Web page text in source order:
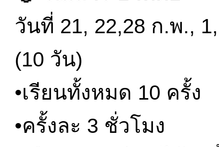
วันที่ 21, 22,28 ก.พ.,
(10 วัน)
•เรียนทั้งหมด 10 ครั้ง
•ครั้งละ 3 ชั่วโมง